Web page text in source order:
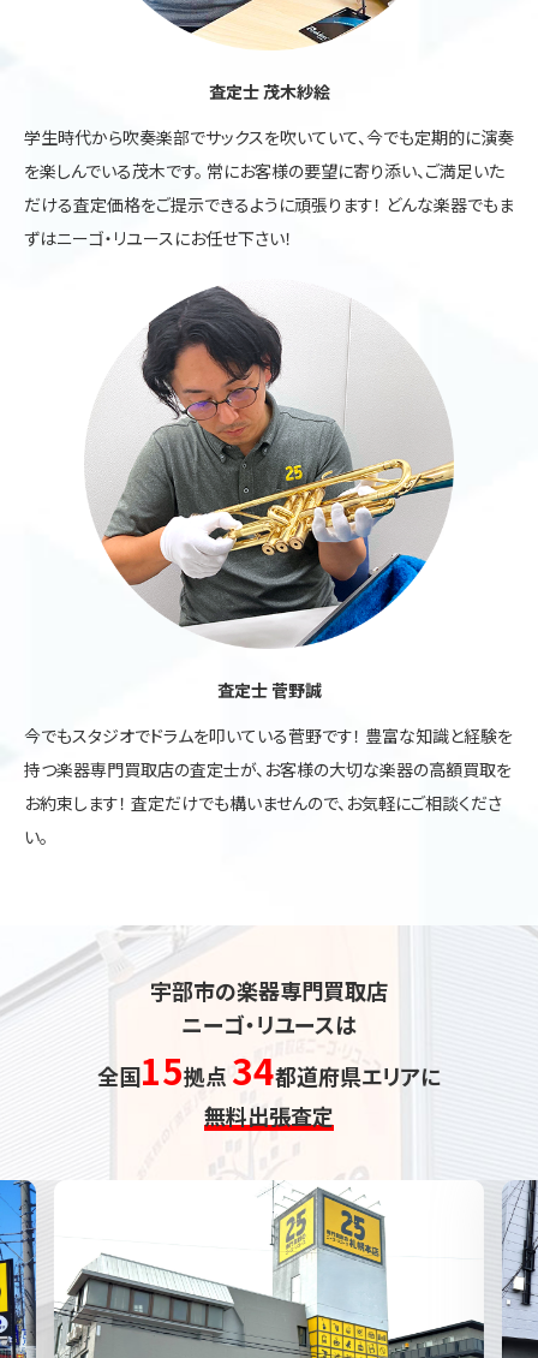
査定士 茂木紗絵
学生時代から吹奏楽部でサックスを吹いていて、今でも定期的に演奏
を楽しんでいる茂木です。 常にお客様の要望に寄り添い、ご満足いた
だける査定価格をご提示できるように頑張ります！ どんな楽器でもま
ずはニーゴ・リユースにお任せ下さい！
査定士 菅野誠
今でもスタジオでドラムを叩いている菅野です！ 豊富な知識と経験を
持つ楽器専門買取店の査定士が、お客様の大切な楽器の高額買取を
お約束します！ 査定だけでも構いませんので、お気軽にご相談くださ
い。
宇部市の楽器専門買取店
ニーゴ・リユースは
全国15拠点 34都道府県エリアに
無料出張査定